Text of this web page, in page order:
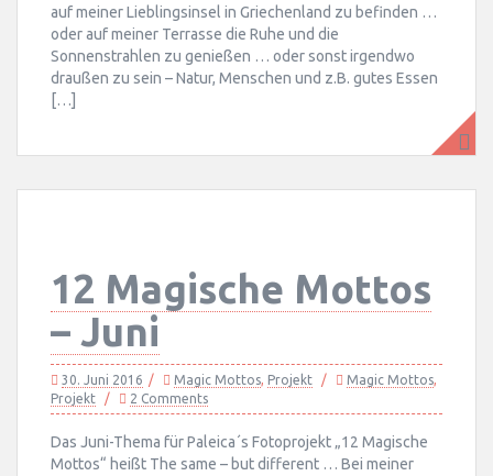
auf meiner Lieblingsinsel in Griechenland zu befinden …
oder auf meiner Terrasse die Ruhe und die
Sonnenstrahlen zu genießen … oder sonst irgendwo
draußen zu sein – Natur, Menschen und z.B. gutes Essen
[…]
12 Magische Mottos
– Juni
30. Juni 2016 Magic Mottos, Projekt Magic Mottos,
Projekt
2 Comments
Das Juni-Thema für Paleica´s Fotoprojekt „12 Magische
Mottos“ heißt The same – but different … Bei meiner